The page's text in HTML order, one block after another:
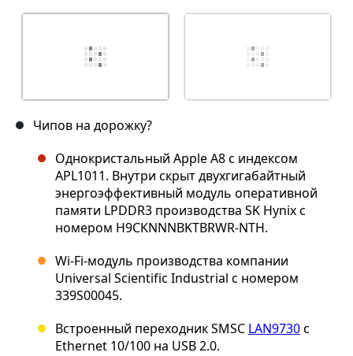
Чипов на дорожку?
Однокристальный Apple A8 с индексом
APL1011. Внутри скрыт двухгигабайтный
энергоэффективный модуль оперативной
памяти LPDDR3 производства SK Hynix с
номером H9CKNNNBKTBRWR-NTH.
Wi-Fi-модуль производства компании
Universal Scientific Industrial с номером
339S00045.
Встроенный переходник SMSC LAN9730с
Ethernet 10/100 на USB 2.0.